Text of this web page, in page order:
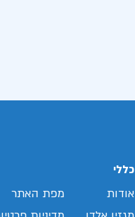
כללי
אודות
מפת האתר